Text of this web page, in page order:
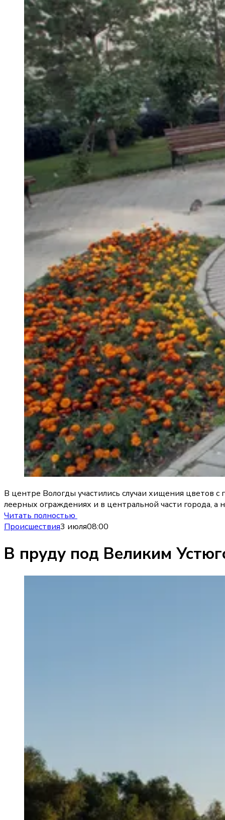
В центре Вологды участились случаи хищения цветов
леерных ограждениях и в центральной части города,
Читать полностью
Происшествия3 июля08:00
В пруду под Великим